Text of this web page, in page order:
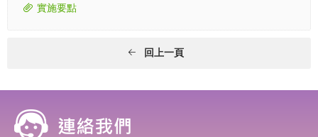
實施要點
回上一頁